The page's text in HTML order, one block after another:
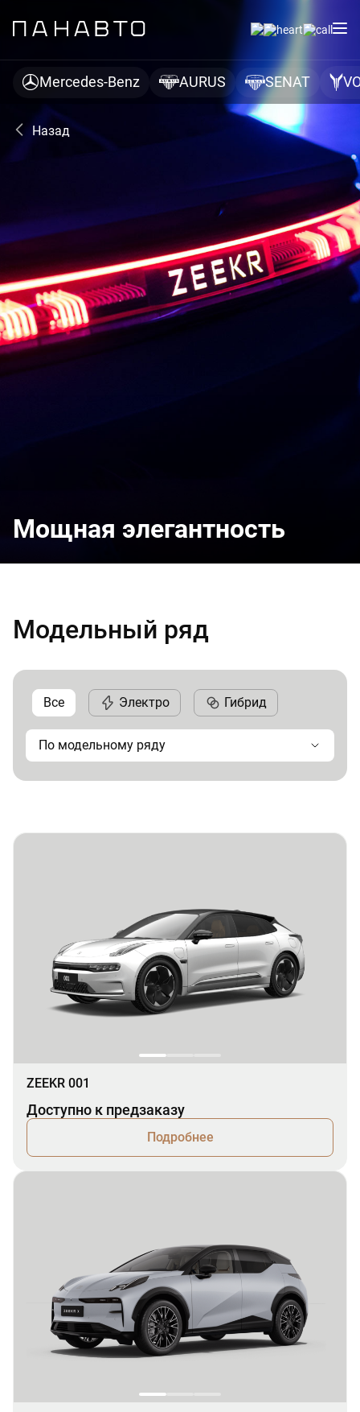
Mercedes-Benz AURUS SENAT
Модельный ряд ZEEKR
Назад
Мощная элегантность
Модельный ряд
Все Электро Гибрид
По модельному ряду
ZEEKR 001
Доступно к предзаказу
Подробнее